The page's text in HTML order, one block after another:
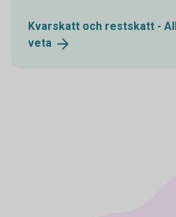
Kvarskatt och restskatt -
veta